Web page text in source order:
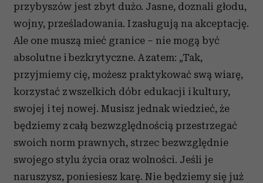
przybyszów jest zbyt dużo. Jasne, doznali głodu,
wojny, prześladowania. I zasługują na akceptację.
Ale one muszą mieć granice – nie mogą być
absolutne i bezkrytyczne. A zatem: „Tak,
przyjmiemy cię, możesz praktykować swą wiarę,
korzystać z wszelkich dóbr edukacji i kultury,
swojej i tej nowej. Musisz jednak wiedzieć, że
będziemy z całą bezwzględnością przestrzegać
swoich norm prawnych, strzec bezwzględnie
swojego stylu życia oraz wolności. Jeśli je
naruszysz, poniesiesz karę. Nie będziemy się już